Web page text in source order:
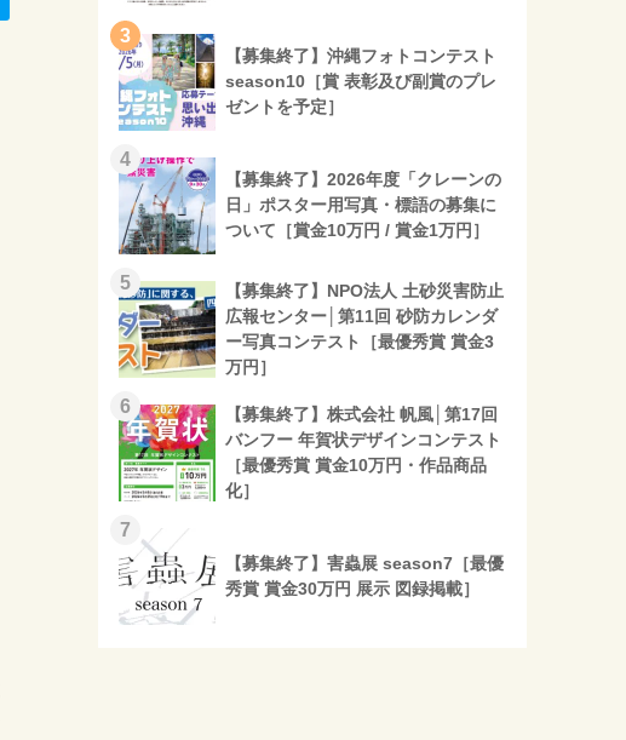
3
【募集終了】沖縄フォトコンテスト
season10［賞 表彰及び副賞のプレ
ゼントを予定］
4
【募集終了】2026年度「クレーンの
日」ポスター用写真・標語の募集に
ついて［賞金10万円 / 賞金1万円］
5
【募集終了】NPO法人 土砂災害防止
広報センター│第11回 砂防カレンダ
ー写真コンテスト［最優秀賞 賞金3
万円］
6
【募集終了】株式会社 帆風│第17回
バンフー 年賀状デザインコンテスト
［最優秀賞 賞金10万円・作品商品
化］
7
【募集終了】害蟲展 season7［最優
秀賞 賞金30万円 展示 図録掲載］